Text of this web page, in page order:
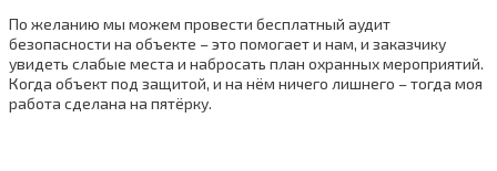
По желанию мы можем провести бесплатный аудит
безопасности на объекте – это помогает и нам, и заказчику
увидеть слабые места и набросать план охранных мероприятий.
Когда объект под защитой, и на нём ничего лишнего – тогда моя
работа сделана на пятёрку.